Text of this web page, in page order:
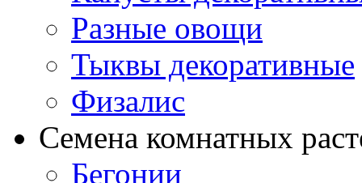
Разные овощи
Тыквы декоративные
Физалис
Семена комнатных
Бегонии